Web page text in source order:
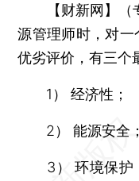
【财新网】
源管理师时，对
优劣评价，有三个
1） 经济性；
2） 能源安全；
3） 环境保护（